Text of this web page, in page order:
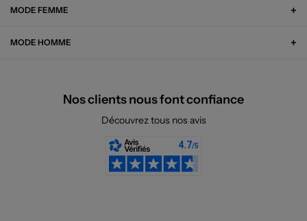
MODE FEMME
MODE HOMME
Nos clients nous font confiance
Découvrez tous nos avis